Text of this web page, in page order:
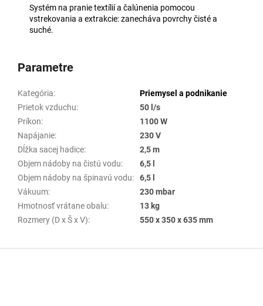
Systém na pranie textílií a čalúnenia pomocou
vstrekovania a extrakcie: zanecháva povrchy čisté a
suché.
Parametre
Kategória:
Priemysel a podnikanie
Prietok vzduchu:
50 l/s
Príkon:
1100 W
Napájanie:
230 V
Dĺžka sacej hadice:
2,5 m
Objem nádoby na čistú vodu:
6,5 l
Objem nádoby na špinavú vodu:
6,5 l
Vákuum:
230 mbar
Hmotnosť vrátane obalu:
13 kg
Rozmery (D x Š x V): 550 x 350 x 635 mm